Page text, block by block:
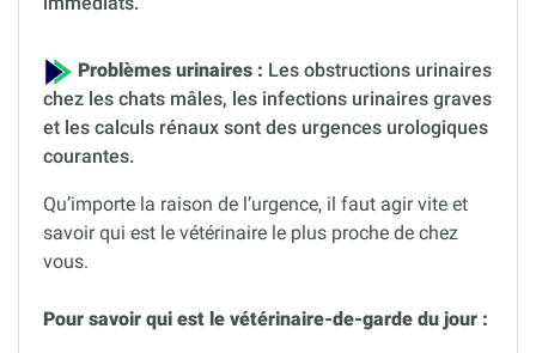
Problèmes urinaires : Les obstructions urinaires
chez les chats mâles, les infections urinaires graves
et les calculs rénaux sont des urgences urologiques
courantes.
Qu’importe la raison de l’urgence, il faut agir vite et
savoir qui est le vétérinaire le plus proche de chez
vous.
Pour savoir qui est le vétérinaire-de-garde du jour :